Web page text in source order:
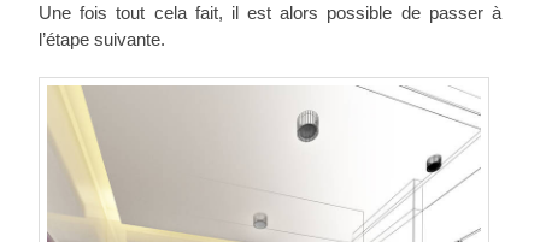
Une fois tout cela fait, il est alors possible de passer à
l’étape suivante.